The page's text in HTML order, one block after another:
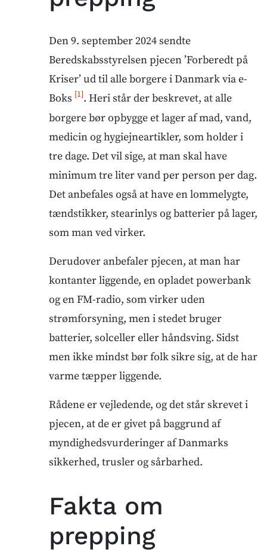
Den 9. september 2024 sendte
Beredskabsstyrelsen pjecen ’Forberedt på
Kriser’ ud til alle borgere i Danmark via e-
Boks [1]. Heri står der beskrevet, at alle
borgere bør opbygge et lager af mad, vand,
medicin og hygiejneartikler, som holder i
tre dage. Det vil sige, at man skal have
minimum tre liter vand per person per dag.
Det anbefales også at have en lommelygte,
tændstikker, stearinlys og batterier på lager,
som man ved virker.
Derudover anbefaler pjecen, at man har
kontanter liggende, en opladet powerbank
og en FM-radio, som virker uden
strømforsyning, men i stedet bruger
batterier, solceller eller håndsving. Sidst
men ikke mindst bør folk sikre sig, at de har
varme tæpper liggende.
Rådene er vejledende, og det står skrevet i
pjecen, at de er givet på baggrund af
myndighedsvurderinger af Danmarks
sikkerhed, trusler og sårbarhed.
Fakta om
prepping